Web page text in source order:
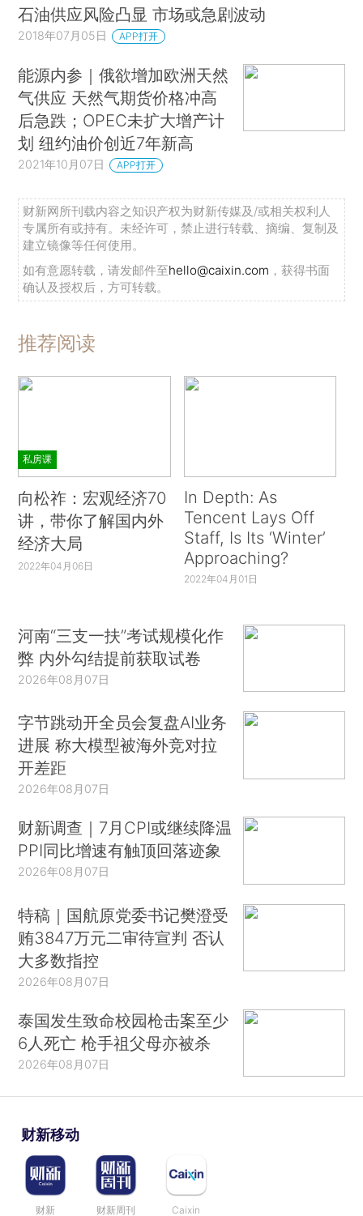
石油供应风险凸显 市场或急剧波动
2018年07月05日 APP打开
能源内参｜俄欲增加欧洲天然
气供应 天然气期货价格冲高
后急跌；OPEC未扩大增产计
划 纽约油价创近7年新高
2021年10月07日 APP打开
财新网所刊载内容之知识产权为财新传媒及/或相关权利人
专属所有或持有。未经许可，禁止进行转载、摘编、复制及
建立镜像等任何使用。
如有意愿转载，请发邮件至hello@caixin.com ，获得书面
确认及授权后，方可转载。
推荐阅读
私房课
向松祚：宏观经济70
讲，带你了解国内外
经济大局
2022年04月06日
In Depth: As
Tencent Lays Off
Staff, Is Its ‘Winter’
Approaching?
2022年04月01日
河南“三支一扶”考试规模化作
弊 内外勾结提前获取试卷
2026年08月07日
字节跳动开全员会复盘AI业务
进展 称大模型被海外竞对拉
开差距
2026年08月07日
财新调查｜7月CPI或继续降温
PPI同比增速有触顶回落迹象
2026年08月07日
特稿｜国航原党委书记樊澄受
贿3847万元二审待宣判 否认
大多数指控
2026年08月07日
泰国发生致命校园枪击案至少
6人死亡 枪手祖父母亦被杀
2026年08月07日
财新移动
财新 财新周刊 Caixin